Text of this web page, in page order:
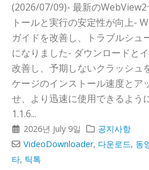
(2026/07/09)- 最新の
トールと実行の安定性が向上-
ガイドを改善し、トラブルシュ
になりました- ダウンロードと
改善し、予期しないクラッシュ
ケージのインストール速度とア
せ、より迅速に使用できるよう
1.1.6...
2026년 July 9일
공지사항
VideoDownloader, 다운로드, 동
타, 틱톡